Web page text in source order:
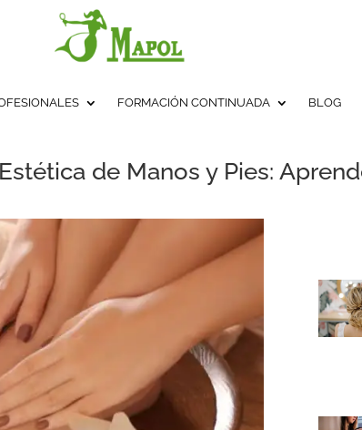
FORMACIÓN CONTINUADA BLOG
de Manos y Pies: